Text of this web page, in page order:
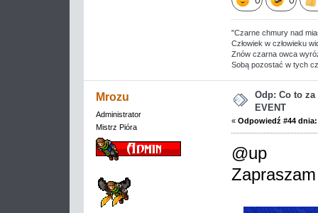
"Czarne chmury nad
Człowiek w człowieku
Znów czarna owca
Sobą pozostać w tych
Mrozu
Administrator
Mistrz Pióra
Odp: Co to za
EVENT
« Odpowiedź #44 dnia:
@up